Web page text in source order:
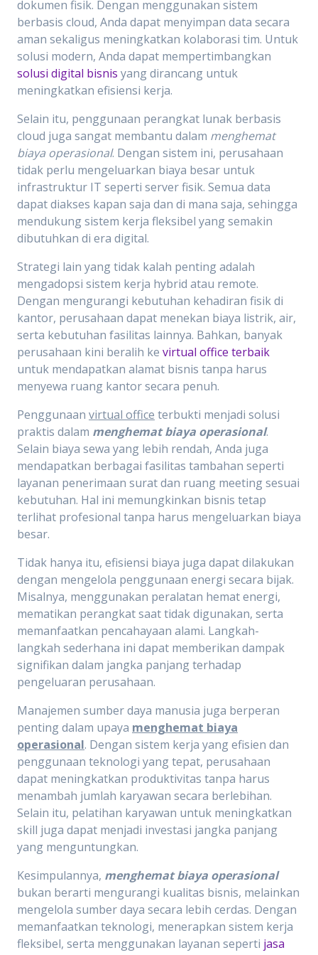
dokumen fisik. Dengan menggunakan sistem
berbasis cloud, Anda dapat menyimpan data secara
aman sekaligus meningkatkan kolaborasi tim. Untuk
solusi modern, Anda dapat mempertimbangkan
solusi digital bisnis yang dirancang untuk
meningkatkan efisiensi kerja.
Selain itu, penggunaan perangkat lunak berbasis
cloud juga sangat membantu dalam menghemat
biaya operasional. Dengan sistem ini, perusahaan
tidak perlu mengeluarkan biaya besar untuk
infrastruktur IT seperti server fisik. Semua data
dapat diakses kapan saja dan di mana saja, sehingga
mendukung sistem kerja fleksibel yang semakin
dibutuhkan di era digital.
Strategi lain yang tidak kalah penting adalah
mengadopsi sistem kerja hybrid atau remote.
Dengan mengurangi kebutuhan kehadiran fisik di
kantor, perusahaan dapat menekan biaya listrik, air,
serta kebutuhan fasilitas lainnya. Bahkan, banyak
perusahaan kini beralih ke virtual office terbaik
untuk mendapatkan alamat bisnis tanpa harus
menyewa ruang kantor secara penuh.
Penggunaan virtual office terbukti menjadi solusi
praktis dalam menghemat biaya operasional.
Selain biaya sewa yang lebih rendah, Anda juga
mendapatkan berbagai fasilitas tambahan seperti
layanan penerimaan surat dan ruang meeting sesuai
kebutuhan. Hal ini memungkinkan bisnis tetap
terlihat profesional tanpa harus mengeluarkan biaya
besar.
Tidak hanya itu, efisiensi biaya juga dapat dilakukan
dengan mengelola penggunaan energi secara bijak.
Misalnya, menggunakan peralatan hemat energi,
mematikan perangkat saat tidak digunakan, serta
memanfaatkan pencahayaan alami. Langkah-
langkah sederhana ini dapat memberikan dampak
signifikan dalam jangka panjang terhadap
pengeluaran perusahaan.
Manajemen sumber daya manusia juga berperan
penting dalam upaya menghemat biaya
operasional. Dengan sistem kerja yang efisien dan
penggunaan teknologi yang tepat, perusahaan
dapat meningkatkan produktivitas tanpa harus
menambah jumlah karyawan secara berlebihan.
Selain itu, pelatihan karyawan untuk meningkatkan
skill juga dapat menjadi investasi jangka panjang
yang menguntungkan.
Kesimpulannya, menghemat biaya operasional
bukan berarti mengurangi kualitas bisnis, melainkan
mengelola sumber daya secara lebih cerdas. Dengan
memanfaatkan teknologi, menerapkan sistem kerja
fleksibel, serta menggunakan layanan seperti jasa